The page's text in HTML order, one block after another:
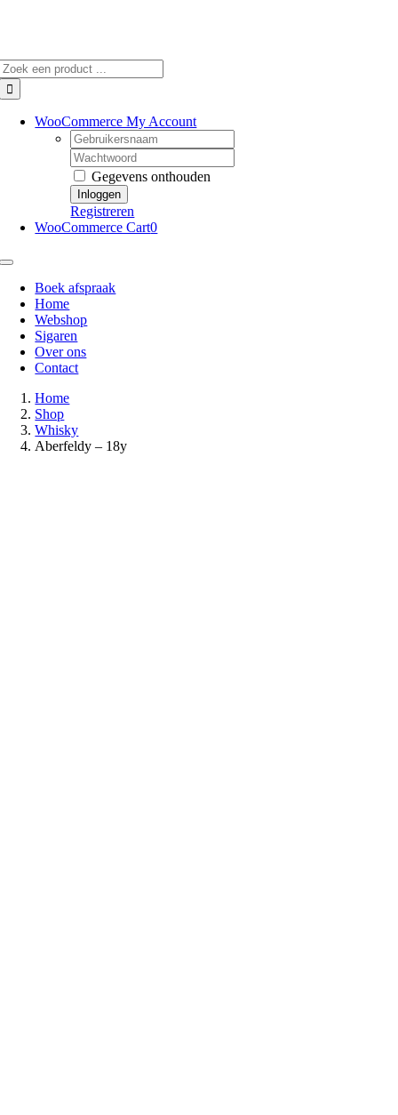
WooCommerce My Account
Username:
Wachtwoord:
Gegevens onthouden
Registreren
WooCommerce Cart0
Toggle
NavigationBoek afspraak
Home
Webshop
Sigaren
Over ons
Contact
Home
Shop
Whisky
Aberfeldy – 18y